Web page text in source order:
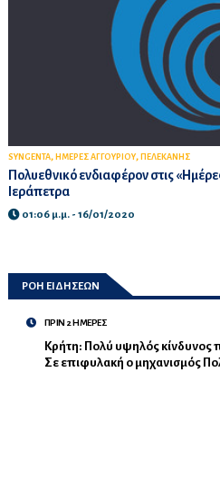
SYNGENTA, ΗΜΕΡΕΣ ΑΓΓΟΥΡΙΟΥ, ΠΕΛΕΚΑΝΗΣ
Πολυεθνικό ενδιαφέρον στις
Ιεράπετρα
01:06 μ.μ. - 16/01/2020
ΡΟΗ ΕΙΔΗΣΕΩΝ
ΠΡΙΝ 2 ΗΜΕΡΕΣ
Κρήτη: Πολύ υψηλός κίνδυνος
Σε επιφυλακή ο μηχανισμός